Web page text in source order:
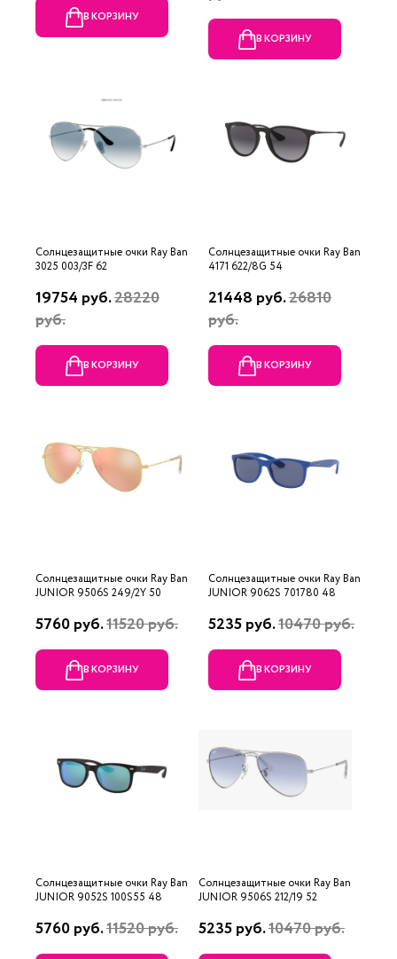
В КОРЗИНУ
В КОРЗИНУ
Солнцезащитные очки Ray Ban
3025 003/3F 62
19754 руб.28220
руб.
В КОРЗИНУ
Солнцезащитные очки Ray Ban
4171 622/8G 54
21448 руб.26810
руб.
В КОРЗИНУ
Солнцезащитные очки Ray Ban
JUNIOR 9506S 249/2Y 50
5760 руб.11520 руб.
В КОРЗИНУ
Солнцезащитные очки Ray Ban
JUNIOR 9062S 701780 48
5235 руб.10470 руб.
В КОРЗИНУ
Солнцезащитные очки Ray Ban
JUNIOR 9052S 100S55 48
5760 руб.11520 руб.
Солнцезащитные очки Ray Ban
JUNIOR 9506S 212/19 52
5235 руб.10470 руб.